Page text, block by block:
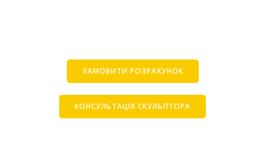
ЗАМОВИТИ РОЗРАХУНОК
КОНСУЛЬТАЦІЯ СКУЛЬПТОРА